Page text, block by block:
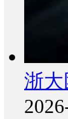
浙大